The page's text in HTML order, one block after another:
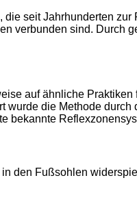
seit Jahrhunderten
verbunden sind.
auf ähnliche
die Methode
bekannte
den Fußsohlen